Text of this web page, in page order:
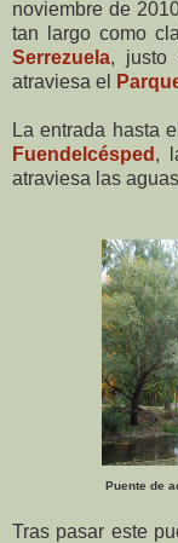
noviembre de
tan largo como
Serrezuela, justo
atraviesa el
La entrada hasta
Fuendelcésped ,
atraviesa las
Puente de
Tras pasar este